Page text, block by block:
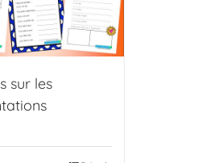
sur les